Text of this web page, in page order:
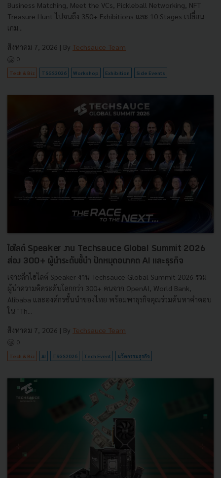
Business Matching, Meet the VCs, Pickleball Networking, NFT
Treasure Hunt ไปจนถึง 350+ Exhibitions และ 10 Stages เปลี่ยน
เกม...
สิงหาคม 7, 2026 | By Techsauce Team
0
Tech & Biz TSGS2026 Workshop Exhibition Side Events
ไฮไลต์ Speaker งาน Techsauce Global Summit 2026
ส่อง 300+ ผู้นำระดับชั้นำ ปักหมุดอนาคต AI และธุรกิจ
เจาะลึกไฮไลต์ Speaker งาน Techsauce Global Summit 2026 รวม
ผู้นำความคิดระดับโลกกว่า 300+ คนจาก OpenAI, World Bank,
Alibaba และองค์กรชั้นนำของไทย พร้อมพาธุรกิจคุณร่วมค้นหาคำตอบ
ใน "Th...
สิงหาคม 7, 2026 | By Techsauce Team
0
Tech & Biz AI TSGS2026 Tech Event นวัตกรรมธุรกิจ